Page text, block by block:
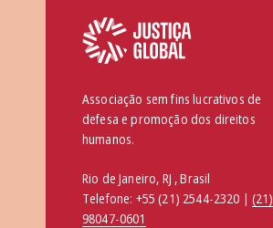
Associação sem fins lucrativos de
defesa e promoção dos direitos
humanos.
Rio de Janeiro, RJ , Brasil
Telefone: +55 (21) 2544-2320 | (21)
98047-0601